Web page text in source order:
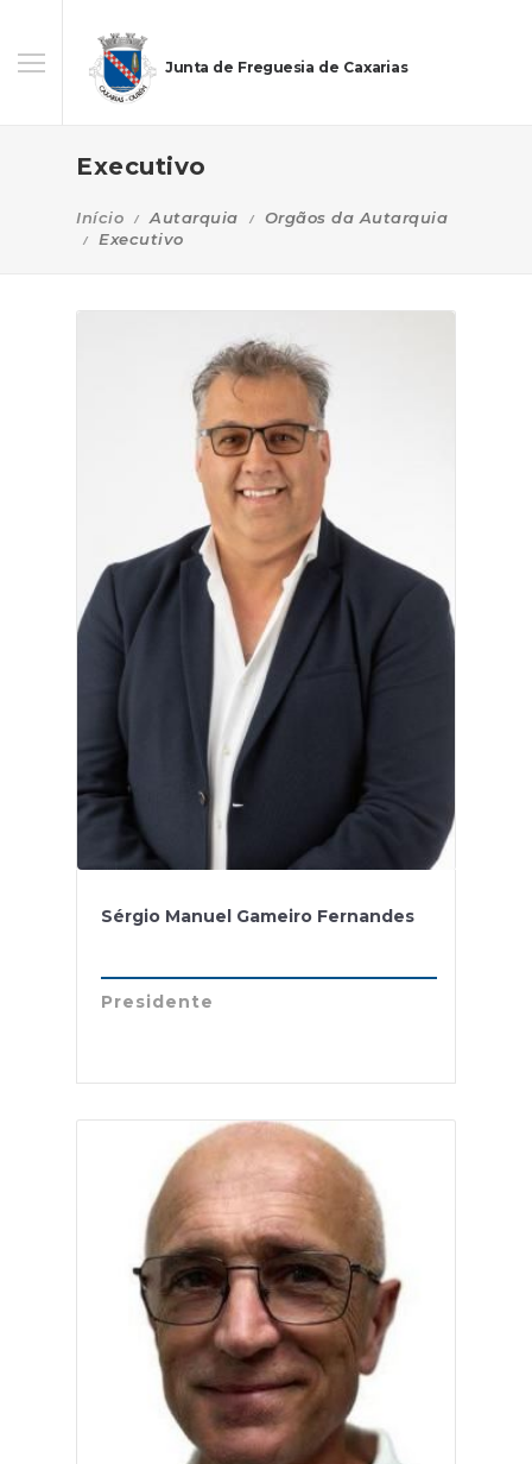
Junta de Freguesia de Caxarias
Executivo
Início Autarquia
Orgãos da Autarquia
Executivo
Sérgio Manuel Gameiro Fernandes
Presidente